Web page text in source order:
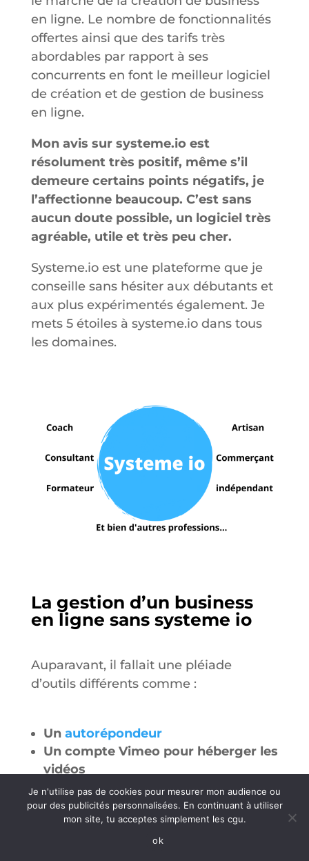
en ligne. Le nombre de fonctionnalités
offertes ainsi que des tarifs très
abordables par rapport à ses
concurrents en font le meilleur logiciel
de création et de gestion de business
en ligne.
Mon avis sur systeme.io est
résolument très positif, même s’il
demeure certains points négatifs, je
l’affectionne beaucoup. C’est sans
aucun doute possible, un logiciel très
agréable, utile et très peu cher.
Systeme.io est une plateforme que je
conseille sans hésiter aux débutants et
aux plus expérimentés également. Je
mets 5 étoiles à systeme.io dans tous
les domaines.
La gestion d’un business
en ligne sans systeme io
Auparavant, il fallait une pléiade
d’outils différents comme :
Un autorépondeur
Un compte Vimeo pour héberger les
vidéos
Unoutil de création de tunnel de
vente
Un systeme pour créer le site web
Un systeme pour mettre en place
Je n'utilise pas de cookies pour mesurer mon audience ou
pour des publicités personnalisées. En continuant à utiliser
mon site, tu acceptes simplement les cgu.
ok